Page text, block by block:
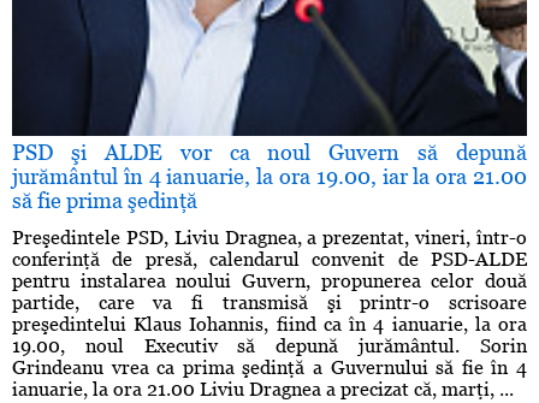
PSD şi ALDE vor ca noul Guvern să depună
jurământul în 4 ianuarie, la ora 19.00, iar la ora 21.00
să fie prima şedinţă
Preşedintele PSD, Liviu Dragnea, a prezentat, vineri, într-o
conferinţă de presă, calendarul convenit de PSD-ALDE
pentru instalarea noului Guvern, propunerea celor două
partide, care va fi transmisă şi printr-o scrisoare
preşedintelui Klaus Iohannis, fiind ca în 4 ianuarie, la ora
19.00, noul Executiv să depună jurământul. Sorin
Grindeanu vrea ca prima şedinţă a Guvernului să fie în 4
ianuarie, la ora 21.00 Liviu Dragnea a precizat că, marţi, ...